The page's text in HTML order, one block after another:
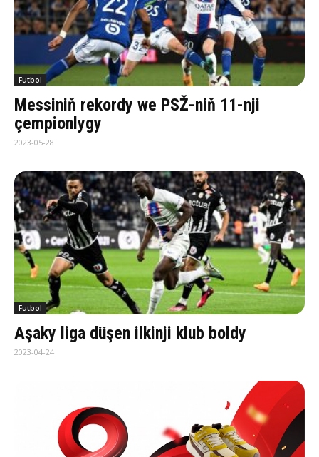
Futbol
Messiniň rekordy we PSŽ-niň 11-nji
çempionlygy
2023-05-28
Futbol
Aşaky liga düşen ilkinji klub boldy
2023-04-24